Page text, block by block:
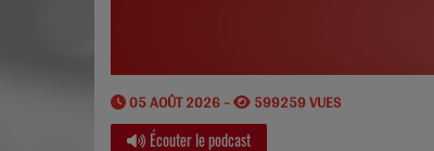
05 AOÛT 2026 - 599259 VUES
Écouter le podcast